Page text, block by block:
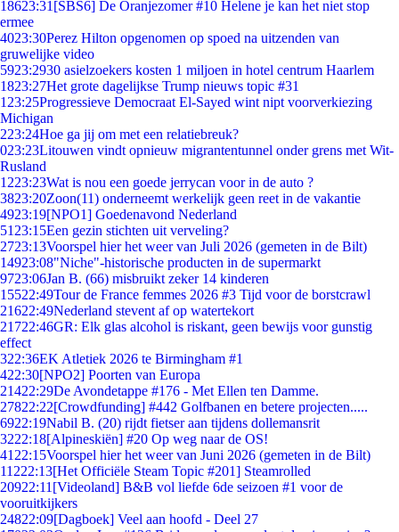
18623:31 [SBS6] De Oranjezomer #10 Helene je kan het niet stop
ermee
4023:30Perez Hilton opgenomen op spoed na uitzenden van
gruwelijke video
5923:2930 asielzoekers kosten 1 miljoen in hotel centrum Haarlem
1823:27Het grote dagelijkse Trump nieuws topic #31
1 23:25Progressieve Democraat El-Sayed wint nipt voorverkiezing
Michigan
223:24Hoe ga jij om met een relatiebreuk?
023:23Litouwen vindt opnieuw migrantentunnel onder grens met Wit-
Rusland
1223:23Wat is nou een goede jerrycan voor in de auto ?
3823:20Zoon(11) onderneemt werkelijk geen reet in de vakantie
4923:19[NPO1] Goedenavond Nederland
51 23:15Een gezin stichten uit verveling?
2723:13Voorspel hier het weer van Juli 2026 (gemeten in de Bilt)
14923:08"Niche"-historische producten in de supermarkt
9723:06Jan B. (66) misbruikt zeker 14 kinderen
15522:49Tour de France femmes 2026 #3 Tijd voor de borstcrawl
21622:49Nederland stevent af op watertekort
21722:46GR: Elk glas alcohol is riskant, geen bewijs voor gunstig
effect
322:36EK Atletiek 2026 te Birmingham #1
422:30[NPO2] Poorten van Europa
21422:29De Avondetappe #176 - Met Ellen ten Damme.
27822:22[Crowdfunding] #442 Golfbanen en betere projecten.....
6922:19Nabil B. (20) rijdt fietser aan tijdens dollemansrit
3222:18[Alpineskiën] #20 Op weg naar de OS!
41 22:15Voorspel hier het weer van Juni 2026 (gemeten in de Bilt)
11222:13[Het Officiële Steam Topic #201] Steamrolled
20922:11 [Videoland] B&B vol liefde 6de seizoen #1 voor de
vooruitkijkers
24822:09[Dagboek] Veel aan hoofd - Deel 27